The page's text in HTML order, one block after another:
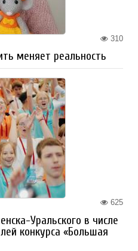
310
меняет реальность
625
Уральского в числе
конкурса «Большая